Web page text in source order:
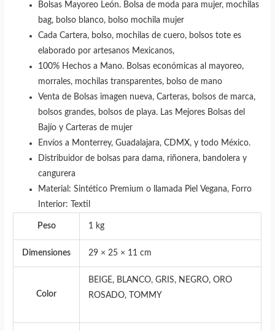
Bolsas Mayoreo León. Bolsa de moda para mujer, mochilas
bag, bolso blanco, bolso mochila mujer
Cada Cartera, bolso, mochilas de cuero, bolsos tote es
elaborado por artesanos Mexicanos,
100% Hechos a Mano. Bolsas económicas al mayoreo,
morrales, mochilas transparentes, bolso de mano
Venta de Bolsas imagen nueva, Carteras, bolsos de marca,
bolsos grandes, bolsos de playa. Las Mejores Bolsas del
Bajío y Carteras de mujer
Envíos a Monterrey, Guadalajara, CDMX, y todo México.
Distribuidor de bolsas para dama, riñonera, bandolera y
cangurera
Material: Sintético Premium o llamada Piel Vegana, Forro
Interior: Textil
Peso 1 kg
Dimensiones 29 × 25 × 11 cm
Color
BEIGE, BLANCO, GRIS, NEGRO, ORO
ROSADO, TOMMY